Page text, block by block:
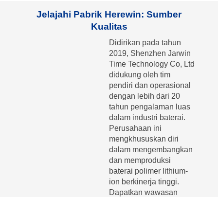
Jelajahi Pabrik Herewin: Sumber
Kualitas
Didirikan pada tahun
2019, Shenzhen Jarwin
Time Technology Co, Ltd
didukung oleh tim
pendiri dan operasional
dengan lebih dari 20
tahun pengalaman luas
dalam industri baterai.
Perusahaan ini
mengkhususkan diri
dalam mengembangkan
dan memproduksi
baterai polimer lithium-
ion berkinerja tinggi.
Dapatkan wawasan